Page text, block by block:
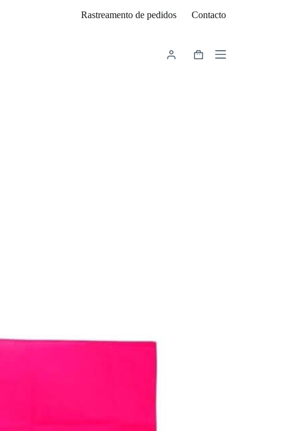
Rastreamento de pedidos Contacto
Carrinho